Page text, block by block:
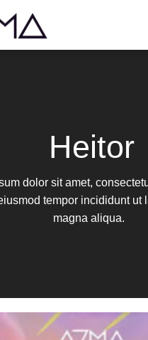
Heitor
dolor sit amet,
tempor incididunt ut
magna aliqua.